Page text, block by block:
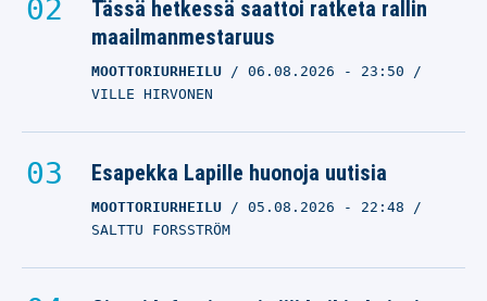
Tässä hetkessä saattoi ratketa rallin
maailmanmestaruus
MOOTTORIURHEILU 06.08.2026 - 23:50
VILLE HIRVONEN
Esapekka Lapille huonoja uutisia
MOOTTORIURHEILU 05.08.2026 - 22:48
SALTTU FORSSTRÖM